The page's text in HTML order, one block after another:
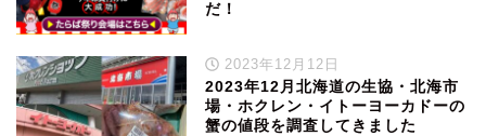
だ！
2023年12月12日
2023年12月北海道の生協・北海市
場・ホクレン・イトーヨーカドーの
蟹の値段を調査してきました